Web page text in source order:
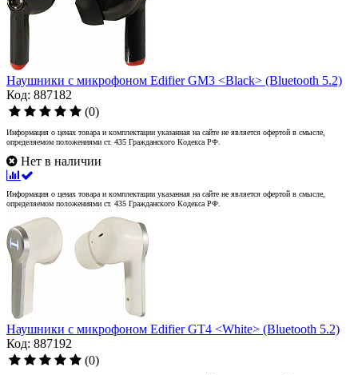
Наушники с микрофоном Edifier GM3 <Black> (Bluetooth 5.2)
Код: 887182
(0)
Информация о ценах товара и комплектации указанная на сайте не является офертой в смысле,
определяемом положениями ст. 435 Гражданского Кодекса РФ.
Нет в наличии
Информация о ценах товара и комплектации указанная на сайте не является офертой в смысле,
определяемом положениями ст. 435 Гражданского Кодекса РФ.
Наушники с микрофоном Edifier GT4 <White> (Bluetooth 5.2)
Код: 887192
(0)